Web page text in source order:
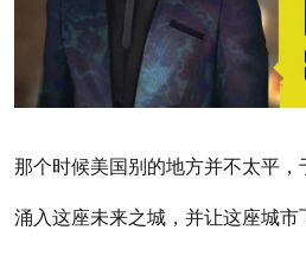
那个时候美国别的地方并不太平
涌入这座未来之城，并让这座城市